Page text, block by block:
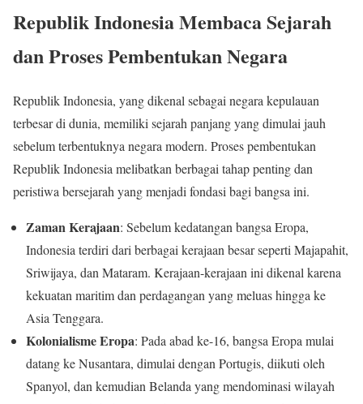
Republik Indonesia Membaca Sejarah
dan Proses Pembentukan Negara
Republik Indonesia, yang dikenal sebagai negara kepulauan
terbesar di dunia, memiliki sejarah panjang yang dimulai jauh
sebelum terbentuknya negara modern. Proses pembentukan
Republik Indonesia melibatkan berbagai tahap penting dan
peristiwa bersejarah yang menjadi fondasi bagi bangsa ini.
Zaman Kerajaan: Sebelum kedatangan bangsa Eropa,
Indonesia terdiri dari berbagai kerajaan besar seperti Majapahit,
Sriwijaya, dan Mataram. Kerajaan-kerajaan ini dikenal karena
kekuatan maritim dan perdagangan yang meluas hingga ke
Asia Tenggara.
Kolonialisme Eropa: Pada abad ke-16, bangsa Eropa mulai
datang ke Nusantara, dimulai dengan Portugis, diikuti oleh
Spanyol, dan kemudian Belanda yang mendominasi wilayah